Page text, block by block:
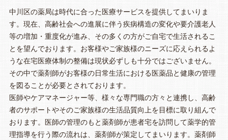
中川区の薬局は時代に合った医療サービスを提供してまいりま
す。現在、高齢社会への進展に伴う疾病構造の変化や要介護老人
等の増加・重度化が進み、その多くの方がご自宅で生活されるこ
とを望んでおります。お客様やご家族様のニーズに応えられるよ
うな在宅医療体制の整備は現状必ずしも十分ではございません。
その中で薬剤師がお客様の日常生活における医薬品と健康の管理
を図ることが必要とされております。
医師やケアマネージャー等、様々な専門職の方々と連携し、高齢
者のサポートやそのご家族様の生活品質向上を目標に取り組んで
おります。医師の管理のもと薬剤師が患者宅を訪問して薬学的管
理指導を行う際の流れは、薬剤師が策定してまいります。薬剤師